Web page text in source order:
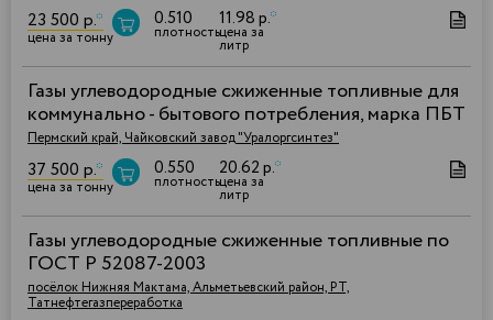
23 500 р.*
цена за тонну
0.510
плотность
11.98 р.*
цена за
литр
Газы углеводородные сжиженные топливные для
коммунально - бытового потребления, марка ПБТ
Пермский край, Чайковский завод "Уралоргсинтез"
37 500 р.*
цена за тонну
0.550
плотность
20.62 р.*
цена за
литр
Газы углеводородные сжиженные топливные по
ГОСТ Р 52087-2003
посёлок Нижняя Мактама, Альметьевский район, РТ,
Татнефтегазпереработка